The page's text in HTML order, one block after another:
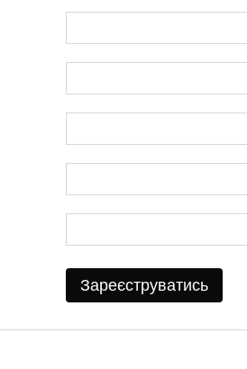
Зареєструватись